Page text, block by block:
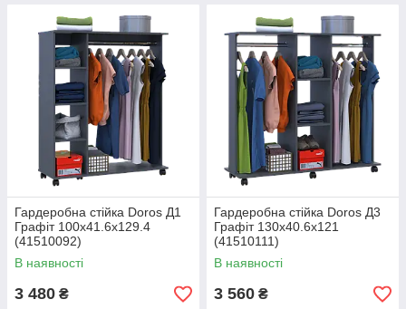
Гардеробна стійка Doros Д1
Графіт 100х41.6х129.4
(41510092)
В наявності
3 480 ₴
Гардеробна стійка Doros Д3
Графіт 130х40.6х121
(41510111)
В наявності
3 560 ₴